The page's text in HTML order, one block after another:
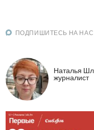
ПОДПИШИТЕСЬ НА НАС
Наталья
журналист